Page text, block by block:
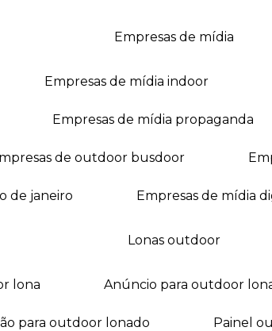
empresas de mídia
empresas de mídia indoor
empresas de mídia propaganda
empresas de outdoor busdoor
de janeiro empresas de mídia
lonas outdoor
lona anúncio para outdoor
para outdoor lonado painel